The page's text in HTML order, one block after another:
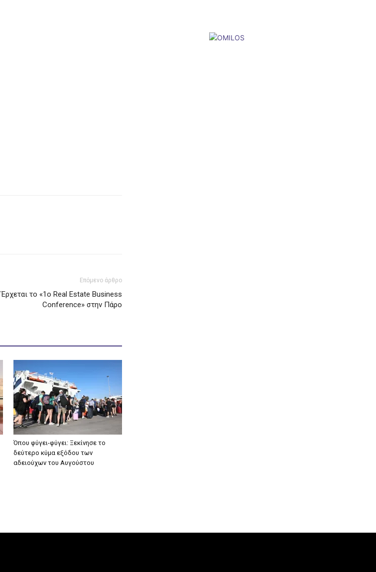
Επόμενο άρθρο
Έρχεται το «1ο Real Estate Business
Conference» στην Πάρο
Όπου φύγει-φύγει: Ξεκίνησε το
δεύτερο κύμα εξόδου των
αδειούχων του Αυγούστου